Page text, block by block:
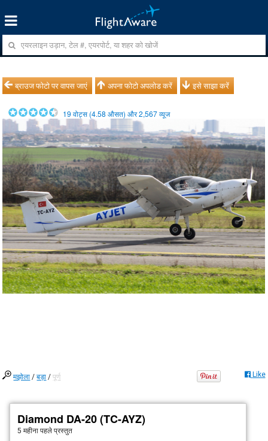
ब्राउज फोटो पर वापस जाएं अपना फोटो अपलोड करें इसे साझा करें
19 वोट्स (4.58 औसत) और2,567व्यूज
मझोला /बड़ा /पूर्ण Like
Diamond DA-20 (TC-AYZ)
5 महीना पहले प्रस्तुत